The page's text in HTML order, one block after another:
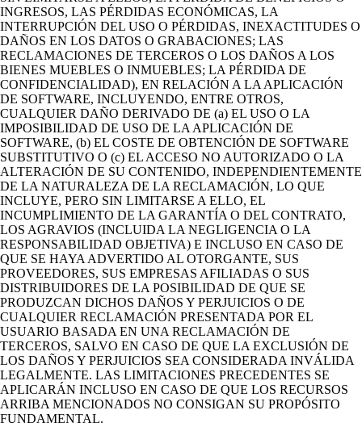
INGRESOS, LAS PÉRDIDAS ECONÓMICAS, LA
INTERRUPCIÓN DEL USO O PÉRDIDAS, INEXACTITUDES O
DAÑOS EN LOS DATOS O GRABACIONES; LAS
RECLAMACIONES DE TERCEROS O LOS DAÑOS A LOS
BIENES MUEBLES O INMUEBLES; LA PÉRDIDA DE
CONFIDENCIALIDAD), EN RELACIÓN A LA APLICACIÓN
DE SOFTWARE, INCLUYENDO, ENTRE OTROS,
CUALQUIER DAÑO DERIVADO DE (a) EL USO O LA
IMPOSIBILIDAD DE USO DE LA APLICACIÓN DE
SOFTWARE, (b) EL COSTE DE OBTENCIÓN DE SOFTWARE
SUBSTITUTIVO O (c) EL ACCESO NO AUTORIZADO O LA
ALTERACIÓN DE SU CONTENIDO, INDEPENDIENTEMENTE
DE LA NATURALEZA DE LA RECLAMACIÓN, LO QUE
INCLUYE, PERO SIN LIMITARSE A ELLO, EL
INCUMPLIMIENTO DE LA GARANTÍA O DEL CONTRATO,
LOS AGRAVIOS (INCLUIDA LA NEGLIGENCIA O LA
RESPONSABILIDAD OBJETIVA) E INCLUSO EN CASO DE
QUE SE HAYA ADVERTIDO AL OTORGANTE, SUS
PROVEEDORES, SUS EMPRESAS AFILIADAS O SUS
DISTRIBUIDORES DE LA POSIBILIDAD DE QUE SE
PRODUZCAN DICHOS DAÑOS Y PERJUICIOS O DE
CUALQUIER RECLAMACIÓN PRESENTADA POR EL
USUARIO BASADA EN UNA RECLAMACIÓN DE
TERCEROS, SALVO EN CASO DE QUE LA EXCLUSIÓN DE
LOS DAÑOS Y PERJUICIOS SEA CONSIDERADA INVÁLIDA
LEGALMENTE. LAS LIMITACIONES PRECEDENTES SE
APLICARÁN INCLUSO EN CASO DE QUE LOS RECURSOS
ARRIBA MENCIONADOS NO CONSIGAN SU PROPÓSITO
FUNDAMENTAL.